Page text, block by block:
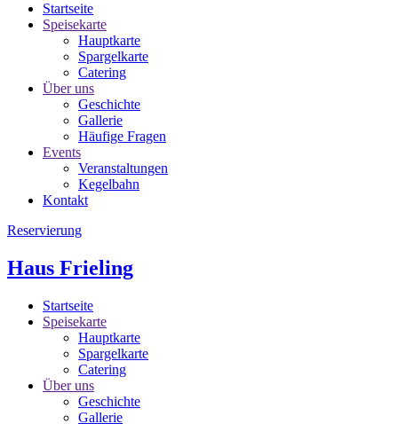
Startseite
Speisekarte
Hauptkarte
Spargelkarte
Catering
Über uns
Geschichte
Gallerie
Häufige Fragen
Events
Veranstaltungen
Kegelbahn
Kontakt
Reservierung
Haus Frieling
Startseite
Speisekarte
Hauptkarte
Spargelkarte
Catering
Über uns
Geschichte
Gallerie